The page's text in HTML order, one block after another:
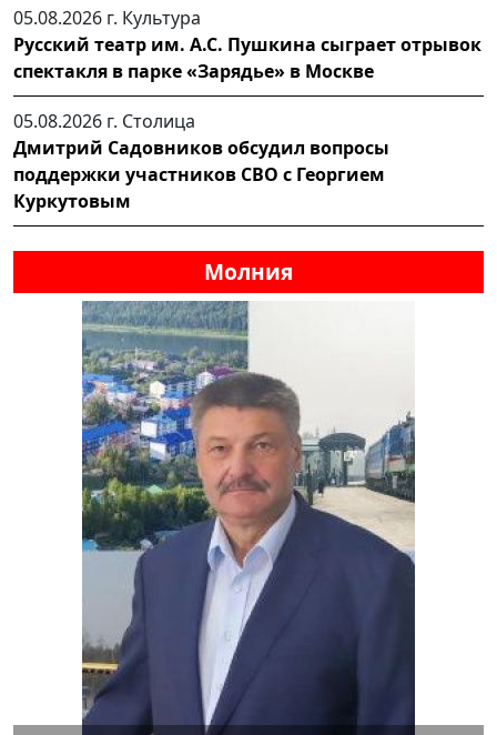
05.08.2026 г. Культура
Русский театр им. А.С. Пушкина сыграет отрывок
спектакля в парке «Зарядье» в Москве
05.08.2026 г. Столица
Дмитрий Садовников обсудил вопросы
поддержки участников СВО с Георгием
Куркутовым
Молния